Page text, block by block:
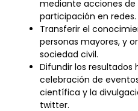
mediante acciones
participación en redes.
Transferir el
personas mayores, y
sociedad civil.
Difundir los resultados
celebración de
científica y la
twitter.